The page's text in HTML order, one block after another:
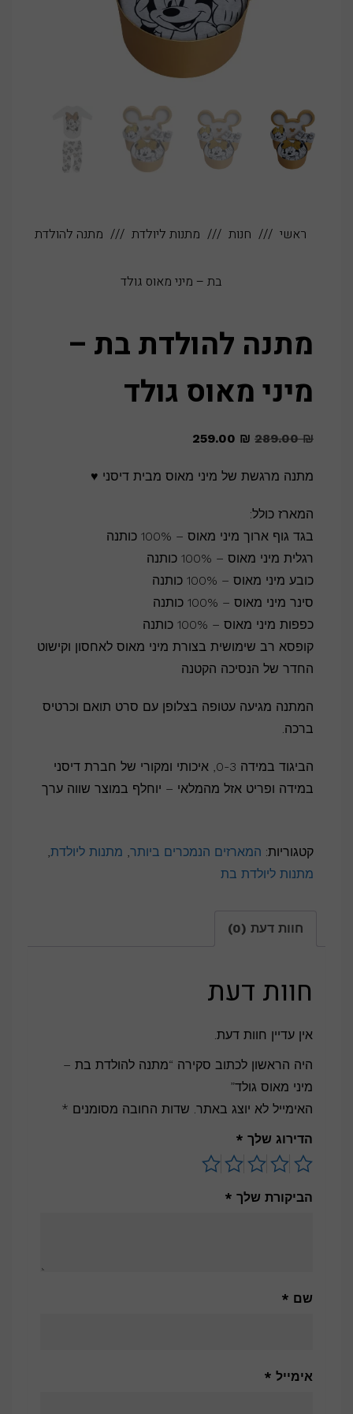
ראשי חנות מתנות ליולדת מתנה להולדת
בת – מיני מאוס גולד
מתנה להולדת בת –
מיני מאוס גולד
289.00₪
המחיר
היה:
259.00 ₪
הוא:
מתנה מרגשת של מיני מאוס מבית דיסני ♥
המארז כולל:
בגד גוף ארוך מיני מאוס – 100% כותנה
רגלית מיני מאוס – 100% כותנה
כובע מיני מאוס – 100% כותנה
סינר מיני מאוס – 100% כותנה
כפפות מיני מאוס – 100% כותנה
קופסא רב שימושית בצורת מיני מאוס לאחסון וקישוט
החדר של הנסיכה הקטנה
המתנה מגיעה עטופה בצלופן עם סרט תואם וכרטיס
ברכה.
הביגוד במידה 0-3, איכותי ומקורי של חברת דיסני
במידה ופריט אזל מהמלאי – יוחלף במוצר שווה ערך
קטגוריות: המארזים הנמכרים ביותר, מתנות ליולדת,
מתנות ליולדת בת
חוות דעת (0)
חוות דעת
אין עדיין חוות דעת.
היה הראשון לכתוב סקירה “מתנה להולדת בת –
מיני מאוס גולד”
האימייל לא יוצג באתר. שדות החובה מסומנים *
הדירוג שלך *
הביקורת שלך *
שם *
אימייל *